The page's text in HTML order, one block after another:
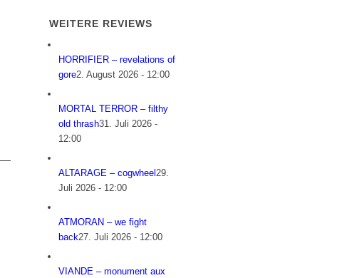
WEITERE REVIEWS
HORRIFIER – revelations of
gore2. August 2026 - 12:00
MORTAL TERROR – filthy
old thrash31. Juli 2026 -
12:00
ALTARAGE – cogwheel29.
Juli 2026 - 12:00
ATMORAN – we fight
back27. Juli 2026 - 12:00
VIANDE – monument aux